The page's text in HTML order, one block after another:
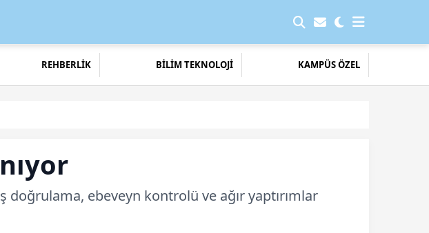
REHBERLİK BİLİM TEKNOLOJİ KAMPÜS ÖZEL
doğrulama, ebeveyn kontrolü ve ağır yaptırımlar